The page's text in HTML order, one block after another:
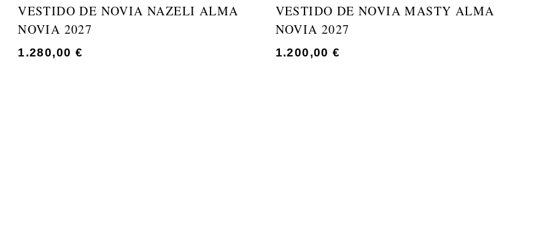
VESTIDO DE NOVIA NAZELI ALMA
NOVIA 2027
1.280,00 €
VESTIDO DE NOVIA MASTY ALMA
NOVIA 2027
1.200,00€